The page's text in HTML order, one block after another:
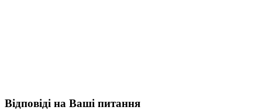
Відповіді на Ваші питання